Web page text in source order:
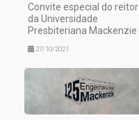
Convite especial do reitor
da Universidade
Presbiteriana Mackenzie
27/10/2021